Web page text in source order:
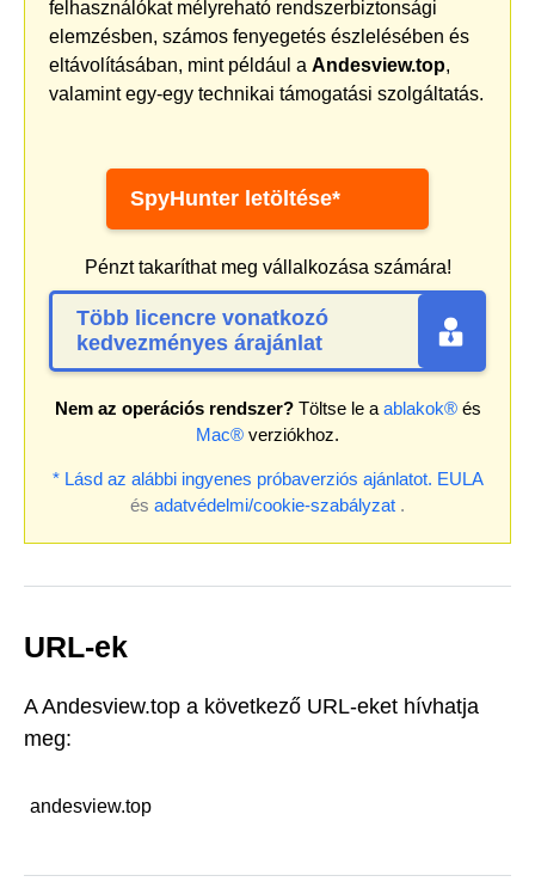
felhasználókat mélyreható rendszerbiztonsági
elemzésben, számos fenyegetés észlelésében és
eltávolításában, mint például a Andesview.top,
valamint egy-egy technikai támogatási szolgáltatás.
SpyHunter letöltése*
Pénzt takaríthat meg vállalkozása számára!
Több licencre vonatkozó
kedvezményes árajánlat
Nem az operációs rendszer?Töltse le a ablakok®és
Mac® verziókhoz.
* Lásd az alábbi ingyenes próbaverziós ajánlatot. EULA
és adatvédelmi/cookie-szabályzat .
URL-ek
A Andesview.top a következő URL-eket hívhatja
meg:
andesview.top